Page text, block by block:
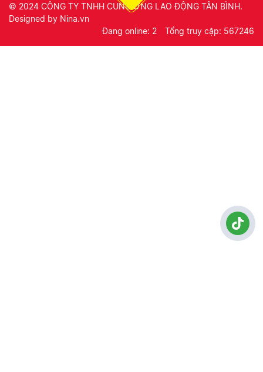
© 2024 CÔNG TY TNHH CUNG ỨNG LAO ĐỘNG TÂN BÌNH.
Designed by Nina.vn
Đang online: 2
Tổng truy cập: 567246